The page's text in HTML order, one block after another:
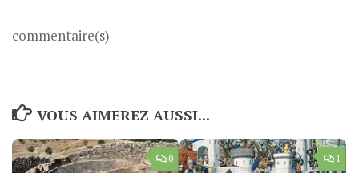
commentaire(s)
VOUS AIMEREZ AUSSI...
0 1